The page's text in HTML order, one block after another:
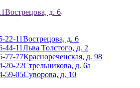
Вострецова, д. 6
22-11Вострецова, д. 6
44-11Льва Толстого, д. 2
77-77Краснореченская, д. 98
20-22Стрельникова, д. 6а
59-05Суворова, д. 10